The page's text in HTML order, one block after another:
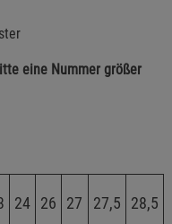
eine Nummer größer
24 26 27 27,5 28,5